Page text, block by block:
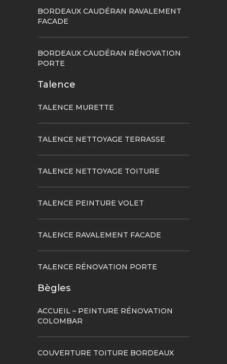
BORDEAUX CAUDÉRAN RAVALEMENT
FACADE
BORDEAUX CAUDÉRAN RÉNOVATION
PORTE
Talence
TALENCE MURETTE
TALENCE NETTOYAGE TERRASSE
TALENCE NETTOYAGE TOITURE
TALENCE PEINTURE VOLET
TALENCE RAVALEMENT FACADE
TALENCE RÉNOVATION PORTE
Bègles
ACCUEIL – PEINTURE RÉNOVATION
COLOMBAR
COUVERTURE TOITURE BORDEAUX